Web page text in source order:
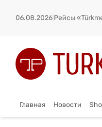
06.08.2026 Рейсы
Главная Новости